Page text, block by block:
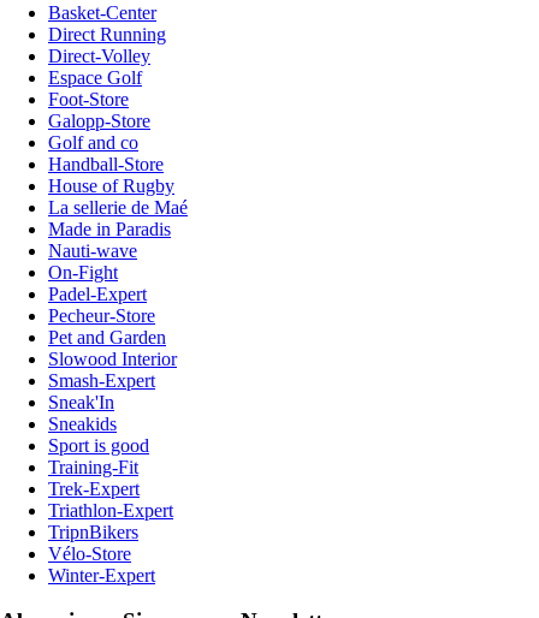
Basket-Center
Direct Running
Direct-Volley
Espace Golf
Foot-Store
Galopp-Store
Golf and co
Handball-Store
House of Rugby
La sellerie de Maé
Made in Paradis
Nauti-wave
On-Fight
Padel-Expert
Pecheur-Store
Pet and Garden
Slowood Interior
Smash-Expert
Sneak'In
Sneakids
Sport is good
Training-Fit
Trek-Expert
Triathlon-Expert
TripnBikers
Vélo-Store
Winter-Expert